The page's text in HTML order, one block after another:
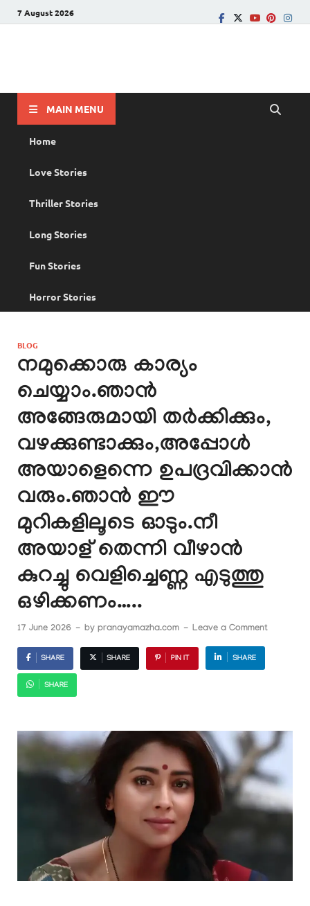
7 August 2026
MAIN MENU
Home
Love Stories
Thriller Stories
Long Stories
Fun Stories
Horror Stories
BLOG
നമുക്കൊരു കാര്യം
ചെയ്യാം.ഞാൻ
അങ്ങേരുമായി തർക്കിക്കും,
വഴക്കുണ്ടാക്കും,അപ്പോൾ
അയാളെന്നെ ഉപദ്രവിക്കാൻ
വരും.ഞാൻ ഈ
മുറികളിലൂടെ ഓടും.നീ
അയാള് തെന്നി വീഴാൻ
കുറച്ചു വെളിച്ചെണ്ണ എടുത്തു
ഒഴിക്കണം…..
17 June 2026 - by pranayamazha.com - Leave a Comment
SHARE SHARE PIN IT SHARE
SHARE